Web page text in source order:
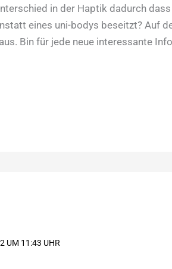
in der Haptik dadurch dass
eines uni-bodys beseitzt? Auf
Bin für jede neue interessante
UM 11:43 UHR